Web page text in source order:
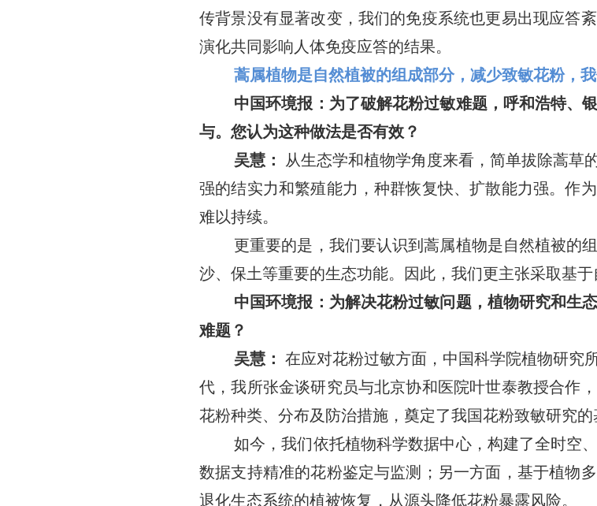
传背景没有显著改变，我们的免疫系统也更易出现应答
演化共同影响人体免疫应答的结果。
蒿属植物是自然植被的组成部分，减少致敏花粉，
中国环境报：为了破解花粉过敏难题，呼和浩特、
与。您认为这种做法是否有效？
吴慧： 从生态学和植物学角度来看，简单拔除蒿草
强的结实力和繁殖能力，种群恢复快、扩散能力强。作
难以持续。
更重要的是，我们要认识到蒿属植物是自然植被的
沙、保土等重要的生态功能。因此，我们更主张采取基于
中国环境报：为解决花粉过敏问题，植物研究和生
难题？
吴慧： 在应对花粉过敏方面，中国科学院植物研究
代，我所张金谈研究员与北京协和医院叶世泰教授合作
花粉种类、分布及防治措施，奠定了我国花粉致敏研究的
如今，我们依托植物科学数据中心，构建了全时空
数据支持精准的花粉鉴定与监测；另一方面，基于植物
退化生态系统的植被恢复，从源头降低花粉暴露风险。